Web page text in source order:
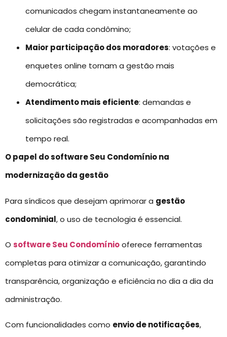
comunicados chegam instantaneamente ao
celular de cada condômino;
Maior participação dos moradores: votações e
enquetes online tornam a gestão mais
democrática;
Atendimento mais eficiente: demandas e
solicitações são registradas e acompanhadas em
tempo real.
O papel do software Seu Condomínio na
modernização da gestão
Para síndicos que desejam aprimorar a gestão
condominial, o uso de tecnologia é essencial.
O software Seu Condomíniooferece ferramentas
completas para otimizar a comunicação, garantindo
transparência, organização e eficiência no dia a dia da
administração.
Com funcionalidades como envio de notificações,